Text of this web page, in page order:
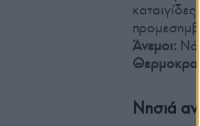
Άνεμοι:
Νησιά